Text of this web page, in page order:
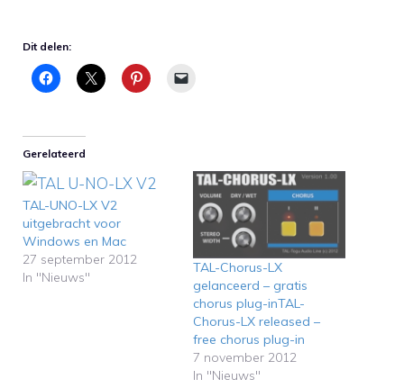
Dit delen:
Gerelateerd
TAL-UNO-LX V2
uitgebracht voor
Windows en Mac
27 september 2012
In "Nieuws"
TAL-Chorus-LX
gelanceerd – gratis
chorus plug-inTAL-
Chorus-LX released –
free chorus plug-in
7 november 2012
In "Nieuws"